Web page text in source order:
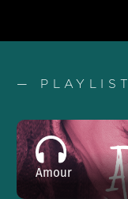
— PLAYLIST
Amour